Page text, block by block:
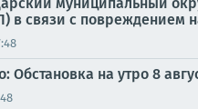
в связи с повреждением
Обстановка на утро 8